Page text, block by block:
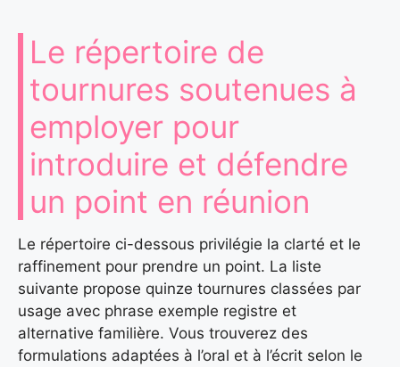
Le répertoire de
tournures soutenues à
employer pour
introduire et défendre
un point en réunion
Le répertoire ci-dessous privilégie la clarté et le
raffinement pour prendre un point. La liste
suivante propose quinze tournures classées par
usage avec phrase exemple registre et
alternative familière. Vous trouverez des
formulations adaptées à l’oral et à l’écrit selon le